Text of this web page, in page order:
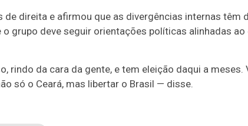
de direita e afirmou que as divergências internas têm
grupo deve seguir orientações políticas alinhadas
rindo da cara da gente, e tem eleição daqui a meses.
só o Ceará, mas libertar o Brasil — disse.